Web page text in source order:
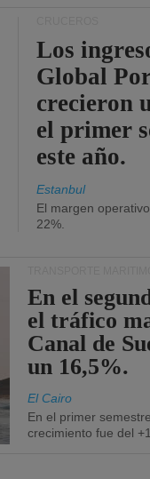
Los
Global
crecieron
el primer
este año.
Estanbul
El margen
22%.
En el
el tráfico
Canal de
un 16,5%.
El Cairo
En el primer
crecimiento fue del